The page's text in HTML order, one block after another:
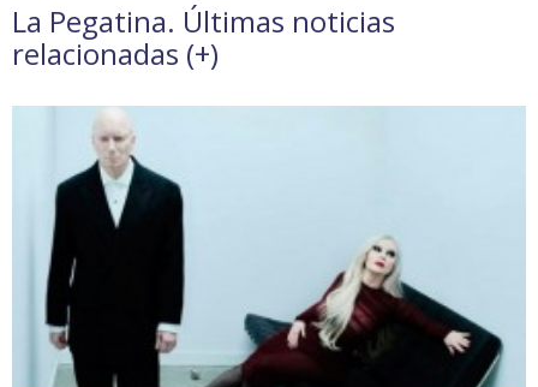
La Pegatina. Últimas noticias
relacionadas (+)